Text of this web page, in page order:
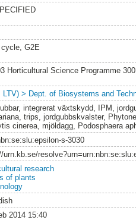
G2E
Horticultural Science Programme
LTV) > Dept. of Biosystems and
integrerat växtskydd, IPM,
trips, jordgubbskvalster,
cinerea, mjöldagg, Podosphaera
s-3030
urn.kb.se/
research
of plants
2014 15:40